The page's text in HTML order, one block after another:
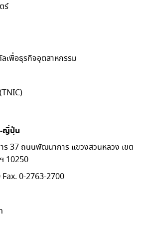
ร์
เพื่อธุรกิจอุตสาหกรรม
-ญี่ปุ่น
37 ถนนพัฒนาการ แขวงสวนหลวง เขต
10250
0-2763-2700